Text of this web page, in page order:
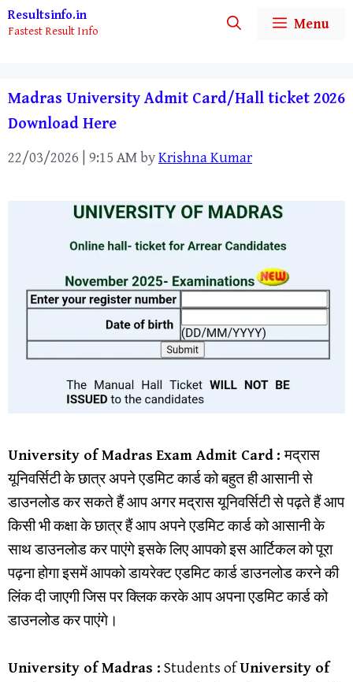
Skip
to
Resultsinfo.in
Fastest Result Info Menu
Madras University Admit Card/Hall ticket 2026
Download Here
22/03/2026 | 9:15 AMbyKrishna Kumar
University of Madras Exam Admit Card :मद्रास
यूनिवर्सिटी के छात्र अपने एडमिट कार्ड को बहुत ही आसानी से
डाउनलोड कर सकते हैं आप अगर मद्रास यूनिवर्सिटी से पढ़ते हैं आप
किसी भी कक्षा के छात्र हैं आप अपने एडमिट कार्ड को आसानी के
साथ डाउनलोड कर पाएंगे इसके लिए आपको इस आर्टिकल को पूरा
पढ़ना होगा इसमें आपको डायरेक्ट एडमिट कार्ड डाउनलोड करने की
लिंक दी जाएगी जिस पर क्लिक करके आप अपना एडमिट कार्ड को
डाउनलोड कर पाएंगे।
University of Madras : Students ofUniversity of